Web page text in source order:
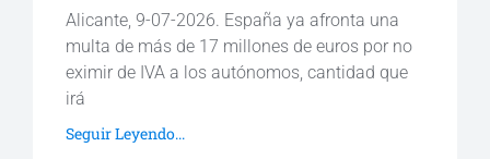
Alicante, 9-07-2026. España ya afronta una
multa de más de 17 millones de euros por no
eximir de IVA a los autónomos, cantidad que
irá
Seguir Leyendo...